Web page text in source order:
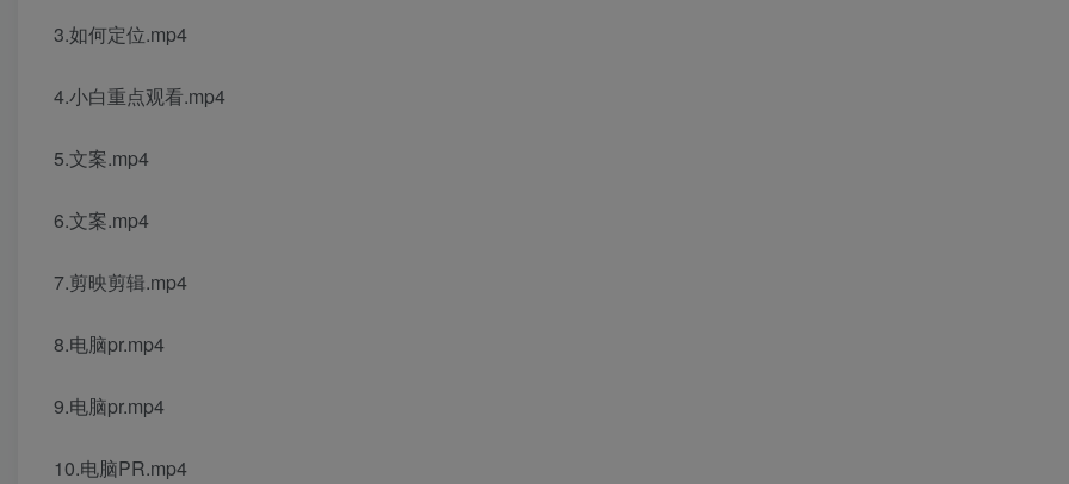
3.如何定位.mp4
4.小白重点观看.mp4
5.文案.mp4
6.文案.mp4
7.剪映剪辑.mp4
8.电脑pr.mp4
9.电脑pr.mp4
10.电脑PR.mp4